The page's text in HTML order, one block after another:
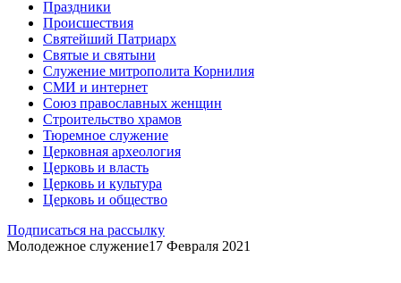
Праздники
Происшествия
Святейший Патриарх
Святые и святыни
Служение митрополита Корнилия
СМИ и интернет
Союз православных женщин
Строительство храмов
Тюремное служение
Церковная археология
Церковь и власть
Церковь и культура
Церковь и общество
Подписаться на рассылку
Молодежное служение17 Февраля 2021